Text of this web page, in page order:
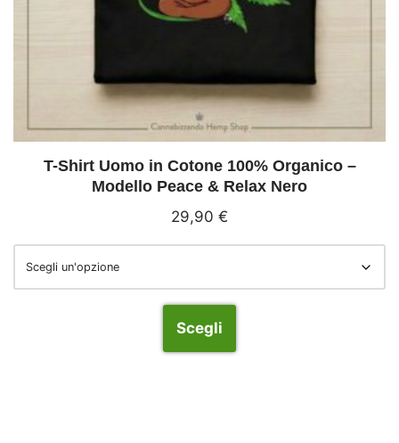
T-Shirt Uomo in Cotone 100% Organico –
Modello Peace & Relax Nero
29,90 €
Scegli